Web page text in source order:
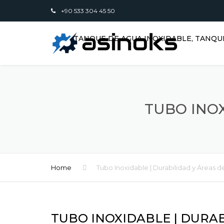
+90 533 304 45 50
TANQUE DE AGUA INOXIDABLE,
TUBO
Home Tubo Inoxidable | Durabilidad y Áreas
TUBO INOXIDABLE |